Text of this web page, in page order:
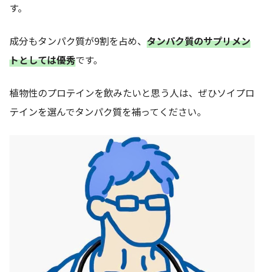
す。
成分もタンパク質が9割を占め、 タンパク質のサプリメン
トとしては優秀です。
植物性のプロテインを飲みたいと思う人は、ぜひソイプロ
テインを選んでタンパク質を補ってください。